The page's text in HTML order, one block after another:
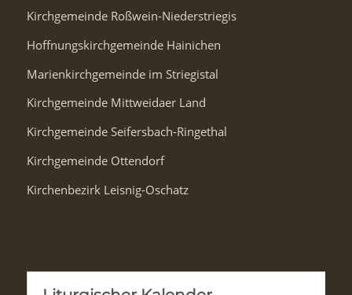
Kirchgemeinde Roßwein-Niederstriegis
Hoffnungskirchgemeinde Hainichen
Marienkirchgemeinde im Striegistal
Kirchgemeinde Mittweidaer Land
Kirchgemeinde Seifersbach-Ringethal
Kirchgemeinde Ottendorf
Kirchenbezirk Leisnig-Oschatz